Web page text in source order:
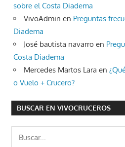
sobre el Costa Diadema
VivoAdmin en Preguntas
Diadema
José bautista navarro en
Costa Diadema
Mercedes Martos Lara en
o Vuelo + Crucero?
BUSCAR EN VIVOCRUCEROS